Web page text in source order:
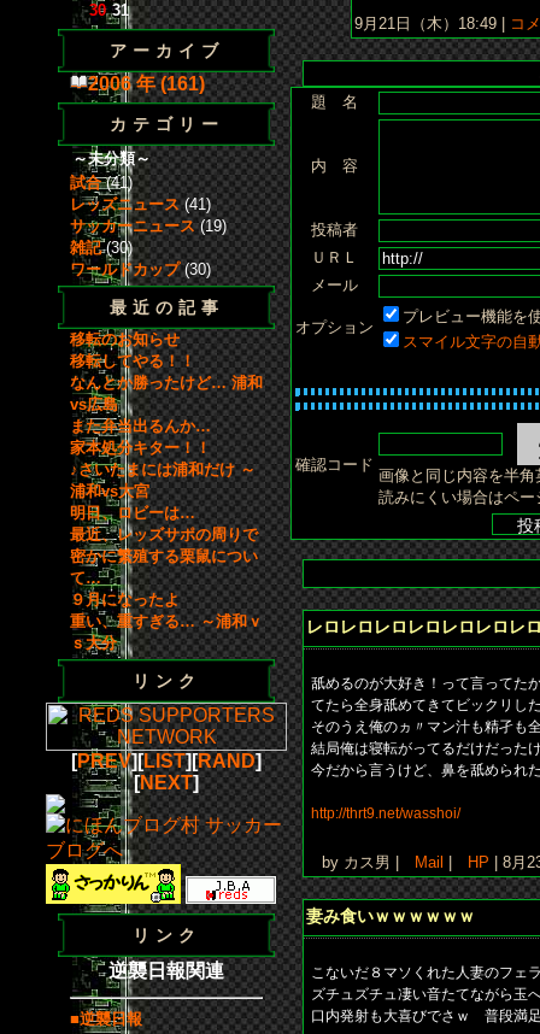
30 31
アーカイブ
2006 年 (161)
カテゴリー
～未分類～
試合(41)
レッズニュース(41)
サッカーニュース(19)
雑記(30)
ワールドカップ(30)
最近の記事
移転のお知らせ
移転してやる！！
なんとか勝ったけど… 浦和
vs広島
また弁当出るんか…
家本処分キター！！
♪さいたまには浦和だけ ～
浦和vs大宮
明日、ロビーは…
最近、レッズサポの周りで
密かに繁殖する栗鼠につい
て…
９月になったよ
重い、重すぎる… ～浦和ｖ
ｓ大分
リンク
[PREV][LIST][RAND]
[NEXT]
リンク
逆襲日報関連
■逆襲日報
9月21日（木）18:49 | コ
題 名
内 容
投稿者
ＵＲＬ
メール
オプション
プレビュー機能を
スマイル文字の自
確認コード
画像と同じ内容を半
読みにくい場合はペ
レロレロレロレロレロレロレ
舐めるのが大好き！って言ってた
てたら全身舐めてきてビックリし
そのうえ俺のヵ〃マン汁も精孑も
結局俺は寝転がってるだけだった
今だから言うけど、鼻を舐められ
http://thrt9.net/wasshoi/
by カス男 | Mail HP | 8月
妻み食いｗｗｗｗｗｗ
こないだ８マソくれた人妻のフェ
ズチュズチュ凄い音たてながら玉
口内発射も大喜びでさｗ 普段満